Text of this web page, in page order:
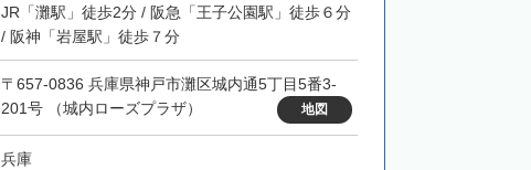
JR「灘駅」徒歩2分 / 阪急「王子公園駅」徒歩６分
/ 阪神「岩屋駅」徒歩７分
〒657-0836 兵庫県神戸市灘区城内通5丁目5番3-
201号 （城内ローズプラザ）
地図
兵庫